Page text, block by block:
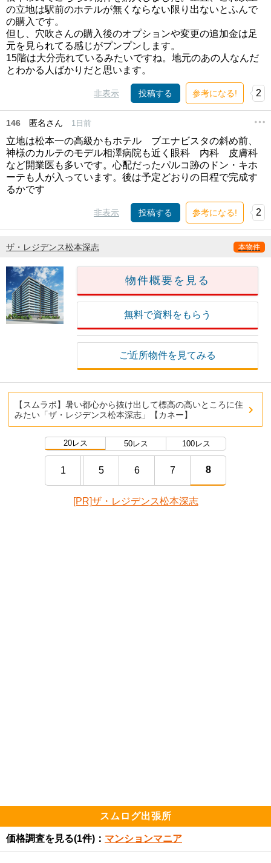
の立地は駅前のホテルが無くならない限り出ないとふんで
の購入です。
但し、穴吹さんの購入後のオプションや変更の追加金は足
元を見られてる感じがプンプンします。
15階は大分売れているみたいですね。地元のあの人なんだ
とわかる人ばかりだと思います。
非表示 投稿する 参考になる! 2
146 匿名さん 1日前
立地は松本一の高級かもホテル ブエナビスタの斜め前、
神様のカルテのモデル相澤病院も近く眼科 内科 皮膚科
など開業医も多いです。心配だったパルコ跡のドン・キホ
ーテも人が入っています。後は予定どおりの日程で完成す
るかです
非表示 投稿する 参考になる! 2
ザ・レジデンス松本深志 本物件
物件概要を見る
無料で資料をもらう
ご近所物件を見てみる
【スムラボ】暑い都心から抜け出して標高の高いところに住
みたい「ザ・レジデンス松本深志」【カネー】
20レス 50レス 100レス
1 5 6 7 8
[PR]ザ・レジデンス松本深志
スムログ出張所
価格調査を見る(1件)： マンションマニア